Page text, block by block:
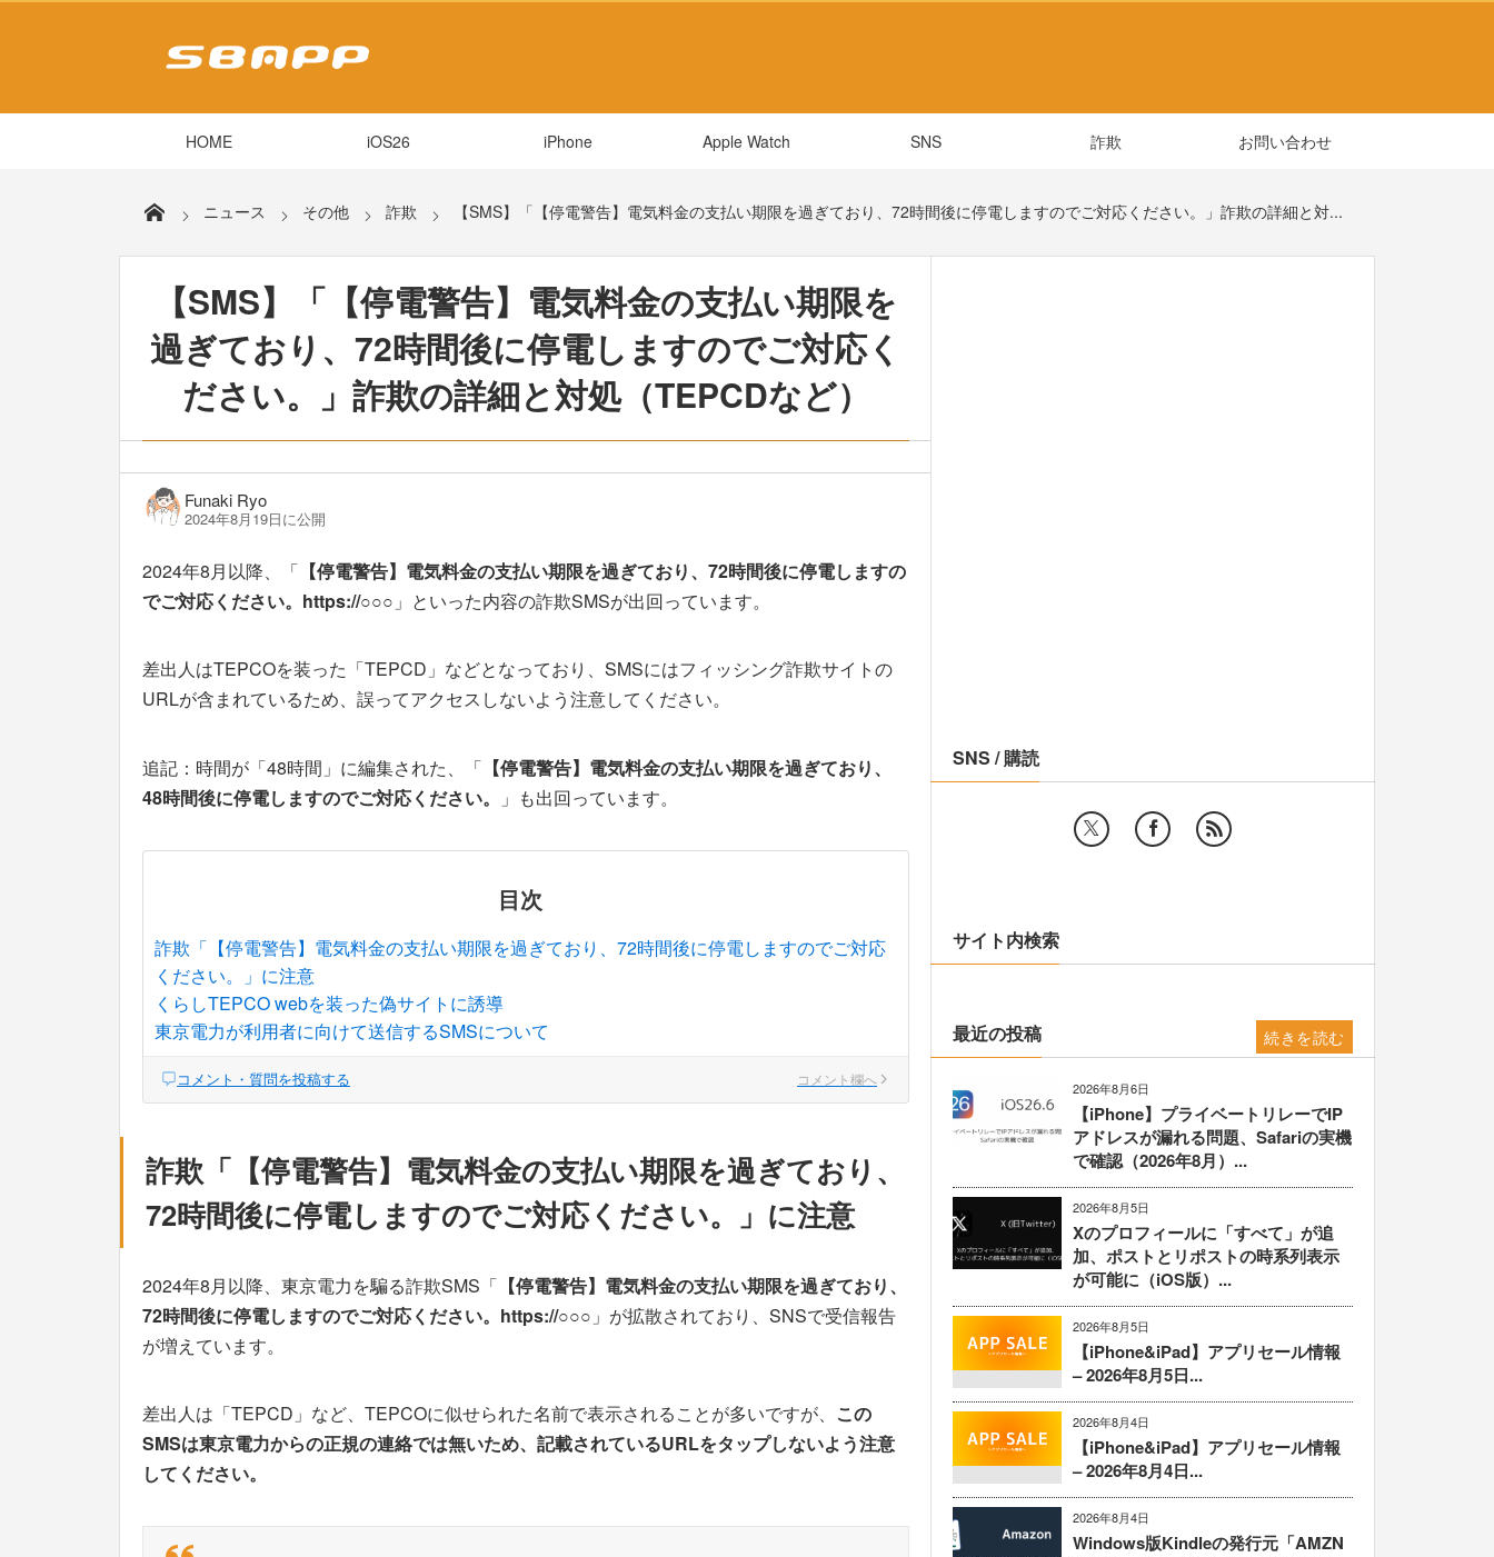
HOME iOS26 iPhone Apple Watch SNS 詐欺 お問い合わせ
ニュース その他 詐欺 【SMS】「【停電警告】電気料金の支払い期限を過ぎており、72時間後に停電しますのでご対応ください。」詐欺の詳細と対...
【SMS】「【停電警告】電気料金の支払い期限を
過ぎており、72時間後に停電しますのでご対応く
ださい。」詐欺の詳細と対処（TEPCDなど）
Funaki Ryo
2024年8月19日に公開
2024年8月以降、「 【停電警告】電気料金の支払い期限を過ぎており、72時間後に停電しますの
でご対応ください。https://○○○ 」といった内容の詐欺SMSが出回っています。
差出人はTEPCOを装った「TEPCD」などとなっており、SMSにはフィッシング詐欺サイトの
URLが含まれているため、誤ってアクセスしないよう注意してください。
追記：時間が「48時間」に編集された、「 【停電警告】電気料金の支払い期限を過ぎており、
48時間後に停電しますのでご対応ください。
」も出回っています。
目次
詐欺「【停電警告】電気料金の支払い期限を過ぎており、72時間後に停電しますのでご対応
ください。」に注意
くらしTEPCO webを装った偽サイトに誘導
東京電力が利用者に向けて送信するSMSについて
コメント・質問を投稿する コメント欄へ
詐欺「【停電警告】電気料金の支払い期限を過ぎており、
72時間後に停電しますのでご対応ください。」に注意
2024年8月以降、東京電力を騙る詐欺SMS「 【停電警告】電気料金の支払い期限を過ぎており、
72時間後に停電しますのでご対応ください。https://○○○ 」が拡散されており、SNSで受信報告
が増えています。
差出人は「TEPCD」など、TEPCOに似せられた名前で表示されることが多いですが、 この
SMSは東京電力からの正規の連絡では無いため、記載されているURLをタップしないよう注意
してください。
SNS / 購読
サイト内検索
最近の投稿
2026年8月6日
【iPhone】プライベートリレーでIP
アドレスが漏れる問題、Safariの実機
で確認（2026年8月）...
2026年8月5日
Xのプロフィールに「すべて」が追
加、ポストとリポストの時系列表示
が可能に（iOS版）...
2026年8月5日
【iPhone&iPad】アプリセール情報
– 2026年8月5日...
2026年8月4日
【iPhone&iPad】アプリセール情報
– 2026年8月4日...
2026年8月4日
Windows版Kindleの発行元「AMZN
続きを読む